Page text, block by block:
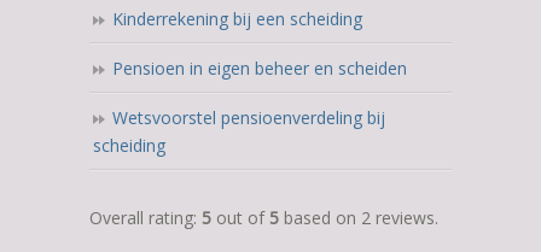
Kinderrekening bij een scheiding
Pensioen in eigen beheer en scheiden
Wetsvoorstel pensioenverdeling bij
scheiding
5,0
Overall rating: 5 out of 5 based on 2 reviews.